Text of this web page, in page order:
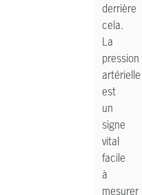
derrière
cela.
La
pression
artérielle
est
un
signe
vital
facile
à
mesurer